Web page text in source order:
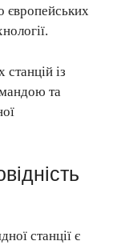
європейських
із
та
станції є